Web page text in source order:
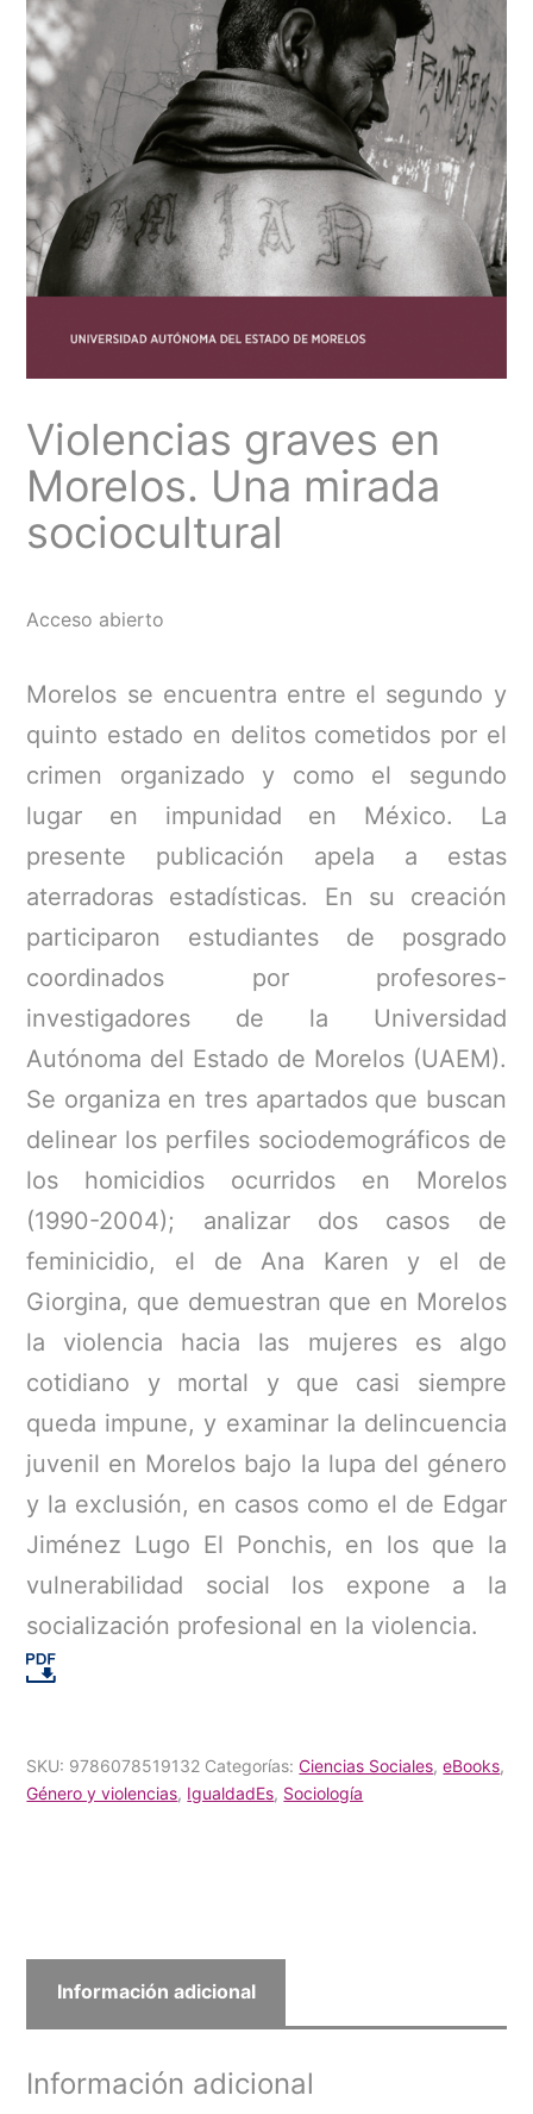
Violencias graves en
Morelos. Una mirada
sociocultural
Acceso abierto
Morelos se encuentra entre el segundo y
quinto estado en delitos cometidos por el
crimen organizado y como el segundo
lugar en impunidad en México. La
presente publicación apela a estas
aterradoras estadísticas. En su creación
participaron estudiantes de posgrado
coordinados por profesores-
investigadores de la Universidad
Autónoma del Estado de Morelos (UAEM).
Se organiza en tres apartados que buscan
delinear los perfiles sociodemográficos de
los homicidios ocurridos en Morelos
(1990-2004); analizar dos casos de
feminicidio, el de Ana Karen y el de
Giorgina, que demuestran que en Morelos
la violencia hacia las mujeres es algo
cotidiano y mortal y que casi siempre
queda impune, y examinar la delincuencia
juvenil en Morelos bajo la lupa del género
y la exclusión, en casos como el de Edgar
Jiménez Lugo El Ponchis, en los que la
vulnerabilidad social los expone a la
socialización profesional en la violencia.
SKU: 9786078519132 Categorías:Ciencias Sociales,eBooks,
Género y violencias, IgualdadEs, Sociología
Información adicional
Información adicional